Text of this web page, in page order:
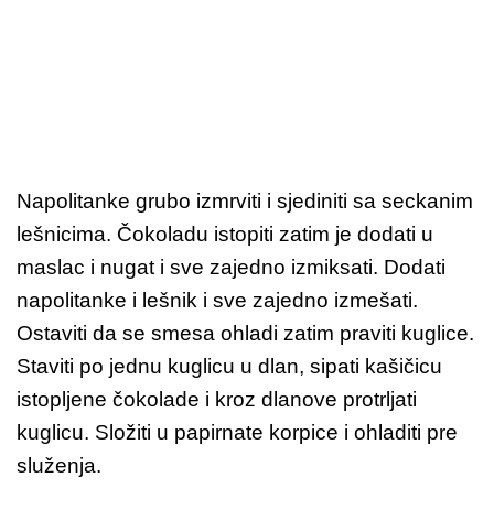
Napolitanke grubo izmrviti i sjediniti sa seckanim
lešnicima. Čokoladu istopiti zatim je dodati u
maslac i nugat i sve zajedno izmiksati. Dodati
napolitanke i lešnik i sve zajedno izmešati.
Ostaviti da se smesa ohladi zatim praviti kuglice.
Staviti po jednu kuglicu u dlan, sipati kašičicu
istopljene čokolade i kroz dlanove protrljati
kuglicu. Složiti u papirnate korpice i ohladiti pre
služenja.